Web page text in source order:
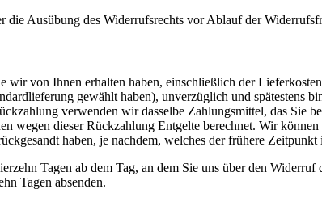
Ausübung des Widerrufsrechts vor Ablauf der
von Ihnen erhalten haben, einschließlich der
gewählt haben), unverzüglich und spätestens
verwenden wir dasselbe Zahlungsmittel, das Sie
wegen dieser Rückzahlung Entgelte berechnet. Wir
haben, je nachdem, welches der frühere Zeitpunkt
Tagen ab dem Tag, an dem Sie uns über den
Tagen absenden.